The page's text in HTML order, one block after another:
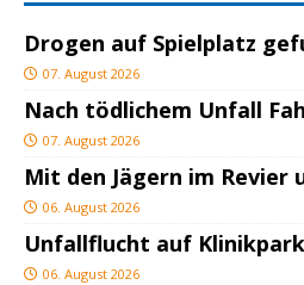
Drogen auf Spielplatz
07. August 2026
Nach tödlichem Unfall
07. August 2026
Mit den Jägern im Revier
06. August 2026
Unfallflucht auf
06. August 2026